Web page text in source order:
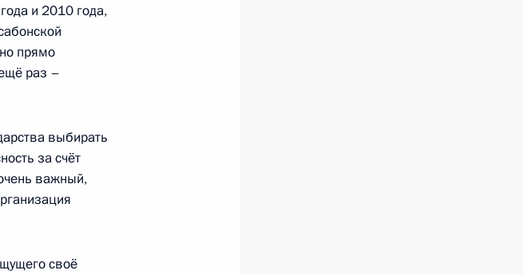
и 2010 года,
прямо
раз –
выбирать
за счёт
важный,
своё